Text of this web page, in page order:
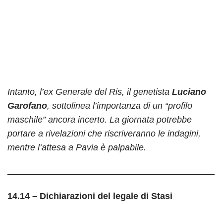
Intanto, l’ex Generale del Ris, il genetista Luciano
Garofano, sottolinea l’importanza di un “profilo
maschile” ancora incerto. La giornata potrebbe
portare a rivelazioni che riscriveranno le indagini,
mentre l’attesa a Pavia è palpabile.
14.14 – Dichiarazioni del legale di Stasi